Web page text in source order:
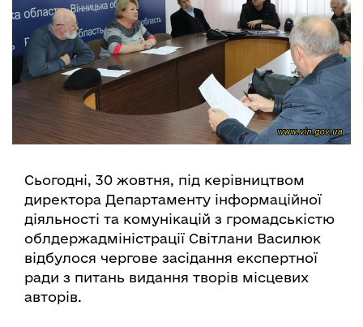
Сьогодні, 30 жовтня, під керівництвом
директора Департаменту інформаційної
діяльності та комунікацій з громадськістю
облдержадміністрації Світлани Василюк
відбулося чергове засідання експертної
ради з питань видання творів місцевих
авторів.